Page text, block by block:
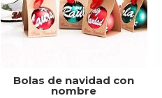
Bolas de navidad con
nombre